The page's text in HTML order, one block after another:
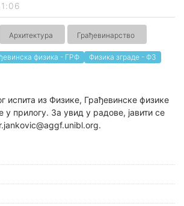
Архитектура Грађевинарство
физика - ГРФ
Физика зграде - ФЗ
испита из Физике, Грађевинске физике
у прилогу. За увид у радове, јавити се